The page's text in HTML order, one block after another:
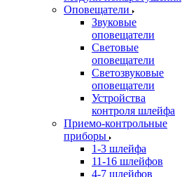
Оповещатели
Звуковые
оповещатели
Световые
оповещатели
Светозвуковые
оповещатели
Устройства
контроля шлейфа
Приемо-контрольные
приборы
1-3 шлейфа
11-16 шлейфов
4-7 шлейфов